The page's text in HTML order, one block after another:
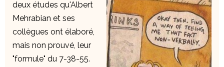
deux études qu'Albert
Mehrabian et ses
collègues ont élaboré,
mais non prouvé, leur
"formule" du 7-38-55.